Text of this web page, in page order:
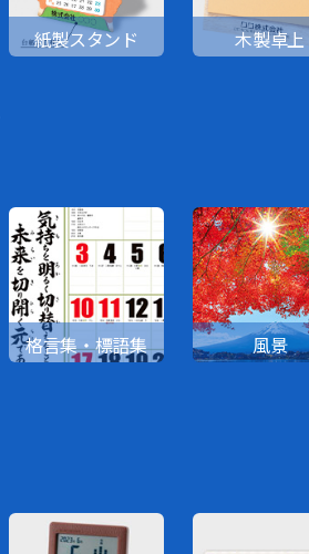
紙製スタンド 木製卓上
格言集・標語集 風景